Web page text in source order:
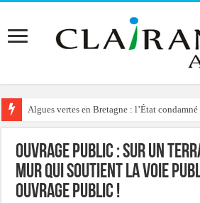
Algues vertes en Bretagne : l’État
Reconstruction de chalets d’alpage : le
Ouvrage public : sur un
mur qui soutient la voie
ouvrage public !